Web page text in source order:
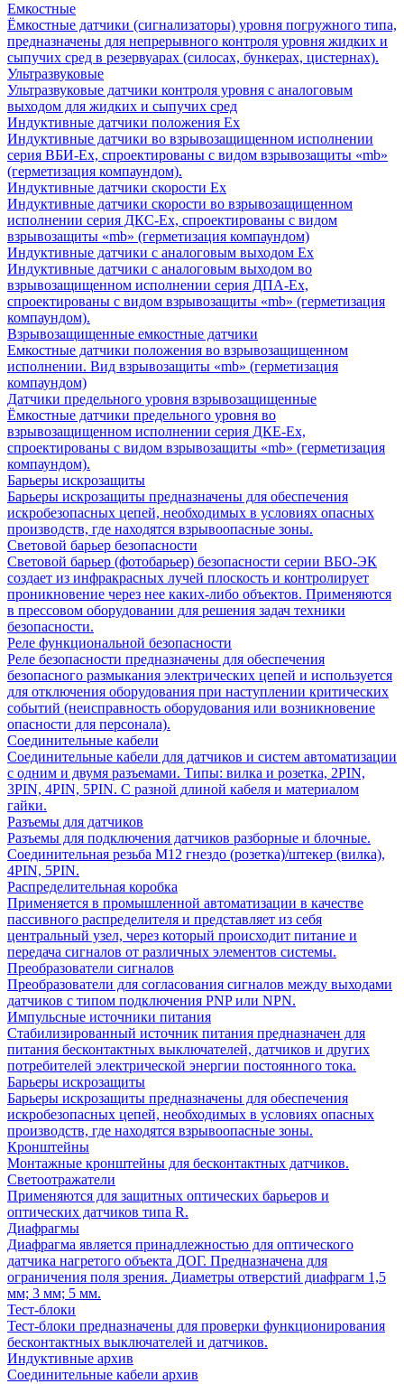
Емкостные
Ёмкостные датчики (сигнализаторы) уровня погружного типа,
предназначены для непрерывного контроля уровня жидких и
сыпучих сред в резервуарах (силосах, бункерах, цистернах).
Ультразвуковые
Ультразвуковые датчики контроля уровня с аналоговым
выходом для жидких и сыпучих сред
Индуктивные датчики положения Ех
Индуктивные датчики во взрывозащищенном исполнении
серия ВБИ-Ех, спроектированы с видом взрывозащиты «mb»
(герметизация компаундом).
Индуктивные датчики скорости Ех
Индуктивные датчики скорости во взрывозащищенном
исполнении серия ДКС-Ех, спроектированы с видом
взрывозащиты «mb» (герметизация компаундом)
Индуктивные датчики с аналоговым выходом Ех
Индуктивные датчики с аналоговым выходом во
взрывозащищенном исполнении серия ДПА-Ех,
спроектированы с видом взрывозащиты «mb» (герметизация
компаундом).
Взрывозащищенные емкостные датчики
Емкостные датчики положения во взрывозащищенном
исполнении. Вид взрывозащиты «mb» (герметизация
компаундом)
Датчики предельного уровня взрывозащищенные
Ёмкостные датчики предельного уровня во
взрывозащищенном исполнении серия ДКЕ-Ех,
спроектированы с видом взрывозащиты «mb» (герметизация
компаундом).
Барьеры искрозащиты
Барьеры искрозащиты предназначены для обеспечения
искробезопасных цепей, необходимых в условиях опасных
производств, где находятся взрывоопасные зоны.
Световой барьер безопасности
Световой барьер (фотобарьер) безопасности серии ВБО-ЭК
создает из инфракрасных лучей плоскость и контролирует
проникновение через нее каких-либо объектов. Применяются
в прессовом оборудовании для решения задач техники
безопасности.
Реле функциональной безопасности
Реле безопасности предназначены для обеспечения
безопасного размыкания электрических цепей и используется
для отключения оборудования при наступлении критических
событий (неисправность оборудования или возникновение
опасности для персонала).
Соединительные кабели
Соединительные кабели для датчиков и систем автоматизации
с одним и двумя разъемами. Типы: вилка и розетка, 2PIN,
3PIN, 4PIN, 5PIN. С разной длиной кабеля и материалом
гайки.
Разъемы для датчиков
Разъемы для подключения датчиков разборные и блочные.
Соединительная резьба М12 гнездо (розетка)/штекер (вилка),
4PIN, 5PIN.
Распределительная коробка
Применяется в промышленной автоматизации в качестве
пассивного распределителя и представляет из себя
центральный узел, через который происходит питание и
передача сигналов от различных элементов системы.
Преобразователи сигналов
Преобразователи для согласования сигналов между выходами
датчиков с типом подключения PNP или NPN.
Импульсные источники питания
Стабилизированный источник питания предназначен для
питания бесконтактных выключателей, датчиков и других
потребителей электрической энергии постоянного тока.
Барьеры искрозащиты
Барьеры искрозащиты предназначены для обеспечения
искробезопасных цепей, необходимых в условиях опасных
производств, где находятся взрывоопасные зоны.
Кронштейны
Монтажные кронштейны для бесконтактных датчиков.
Светоотражатели
Применяются для защитных оптических барьеров и
оптических датчиков типа R.
Диафрагмы
Диафрагма является принадлежностью для оптического
датчика нагретого объекта ДОГ. Предназначена для
ограничения поля зрения. Диаметры отверстий диафрагм 1,5
мм; 3 мм; 5 мм.
Тест-блоки
Тест-блоки предназначены для проверки функционирования
бесконтактных выключателей и датчиков.
Индуктивные архив
Соединительные кабели архив